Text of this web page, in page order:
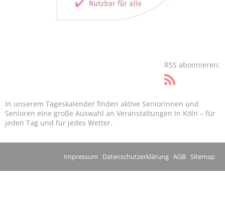
RSS abonnieren:
In unserem Tageskalender finden aktive Seniorinnen und
Senioren eine große Auswahl an Veranstaltungen in Köln – für
jeden Tag und für jedes Wetter.
Impressum Datenschutzerklärung AGB Sitemap